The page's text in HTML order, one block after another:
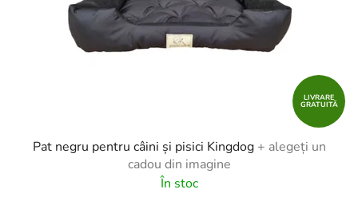
LIVRARE
GRATUITĂ
Pat negru pentru câini și pisici Kingdog + alegeți un
cadou din imagine
În stoc